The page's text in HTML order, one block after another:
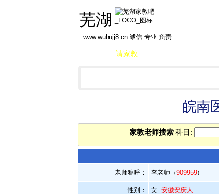
芜湖
www.wuhujj8.cn 诚信 专业 负责
请家教
皖南
家教老师搜索 科目:
老师称呼： 李老师（909959）
性别： 女 安徽安庆人